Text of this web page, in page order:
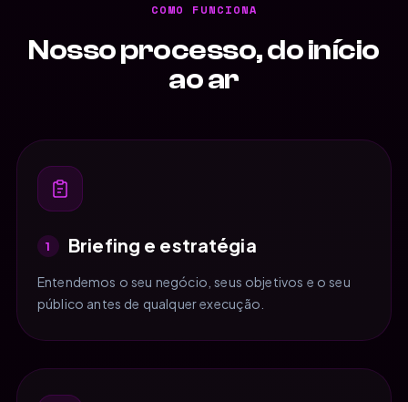
COMO FUNCIONA
Nosso processo, do início
ao ar
1 Briefing e estratégia
Entendemos o seu negócio, seus objetivos e o seu
público antes de qualquer execução.